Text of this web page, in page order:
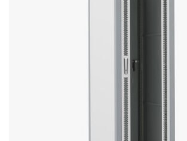
UPS Источники бесперебойного